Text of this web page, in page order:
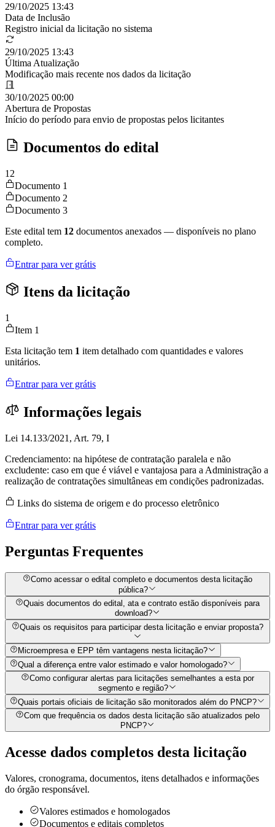
29/10/2025 13:43
Data de Inclusão
Registro inicial da licitação no sistema
29/10/2025 13:43
Última Atualização
Modificação mais recente nos dados da licitação
30/10/2025 00:00
Abertura de Propostas
Início do período para envio de propostas pelos licitantes
Documentos do edital
12
Documento 1
Documento 2
Documento 3
Este edital tem 12 documentos anexados — disponíveis no plano
completo.
Entrar para ver grátis
Itens da licitação
1
Item 1
Esta licitação tem 1 item detalhado com quantidades e valores
unitários.
Entrar para ver grátis
Informações legais
Lei 14.133/2021, Art. 79, I
Credenciamento: na hipótese de contratação paralela e não
excludente: caso em que é viável e vantajosa para a Administração a
realização de contratações simultâneas em condições padronizadas.
Links do sistema de origem e do processo eletrônico
Entrar para ver grátis
Perguntas Frequentes
Como acessar o edital completo e documentos desta licitação
pública?
Quais documentos do edital, ata e contrato estão disponíveis para
download?
Quais os requisitos para participar desta licitação e enviar proposta?
Microempresa e EPP têm vantagens nesta licitação?
Qual a diferença entre valor estimado e valor homologado?
Como configurar alertas para licitações semelhantes a esta por
segmento e região?
Quais portais oficiais de licitação são monitorados além do PNCP?
Com que frequência os dados desta licitação são atualizados pelo
PNCP?
Acesse dados completos desta licitação
Valores, cronograma, documentos, itens detalhados e informações
do órgão responsável.
Valores estimados e homologados
Documentos e editais completos